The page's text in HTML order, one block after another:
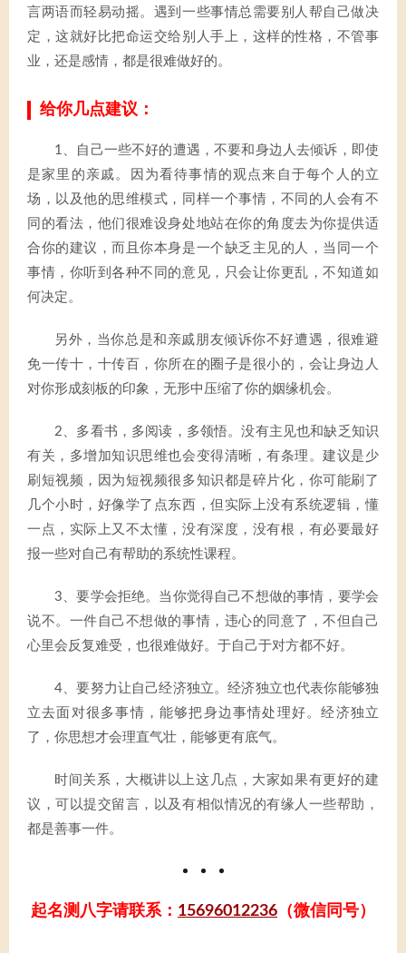
言两语而轻易动摇。遇到一些事情总需要别人帮自己做决
定，这就好比把命运交给别人手上，这样的性格，不管事
业，还是感情，都是很难做好的。
给你几点建议：
1、自己一些不好的遭遇，不要和身边人去倾诉，即使
是家里的亲戚。因为看待事情的观点来自于每个人的立
场，以及他的思维模式，同样一个事情，不同的人会有不
同的看法，他们很难设身处地站在你的角度去为你提供适
合你的建议，而且你本身是一个缺乏主见的人，当同一个
事情，你听到各种不同的意见，只会让你更乱，不知道如
何决定。
另外，当你总是和亲戚朋友倾诉你不好遭遇，很难避
免一传十，十传百，你所在的圈子是很小的，会让身边人
对你形成刻板的印象，无形中压缩了你的姻缘机会。
2、多看书，多阅读，多领悟。没有主见也和缺乏知识
有关，多增加知识思维也会变得清晰，有条理。建议是少
刷短视频，因为短视频很多知识都是碎片化，你可能刷了
几个小时，好像学了点东西，但实际上没有系统逻辑，懂
一点，实际上又不太懂，没有深度，没有根，有必要最好
报一些对自己有帮助的系统性课程。
3、要学会拒绝。当你觉得自己不想做的事情，要学会
说不。一件自己不想做的事情，违心的同意了，不但自己
心里会反复难受，也很难做好。于自己于对方都不好。
4、要努力让自己经济独立。经济独立也代表你能够独
立去面对很多事情，能够把身边事情处理好。经济独立
了，你思想才会理直气壮，能够更有底气。
时间关系，大概讲以上这几点，大家如果有更好的建
议，可以提交留言，以及有相似情况的有缘人一些帮助，
都是善事一件。
起名测八字请联系： 15696012236 （微信同号）